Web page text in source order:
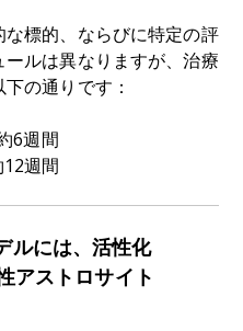
標的、ならびに特定の評
ルは異なりますが、治療
の通りです：
6週間
週間
には、活性化
アストロサイト